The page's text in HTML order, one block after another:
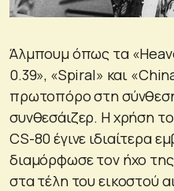
Άλμπουμ όπως τα
0.39», «Spiral» και
πρωτοπόρο στη
συνθεσάιζερ. Η χρήση
CS-80 έγινε ιδιαίτερα
διαμόρφωσε τον ήχο
στα τέλη του εικοστού